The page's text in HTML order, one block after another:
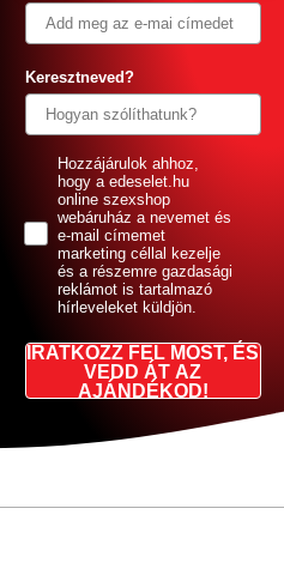
Keresztneved?
GDPRHozzájárulok ahhoz,
hogy a edeselet.hu
online szexshop
webáruház a nevemet és
e-mail címemet
marketing céllal kezelje
és a részemre gazdasági
reklámot is tartalmazó
hírleveleket küldjön.
IRATKOZZ FEL MOST, ÉS
VEDD ÁT AZ
AJÁNDÉKOD!